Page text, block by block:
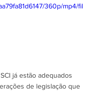
360p/mp4/fil
já estão adequados
de legislação que